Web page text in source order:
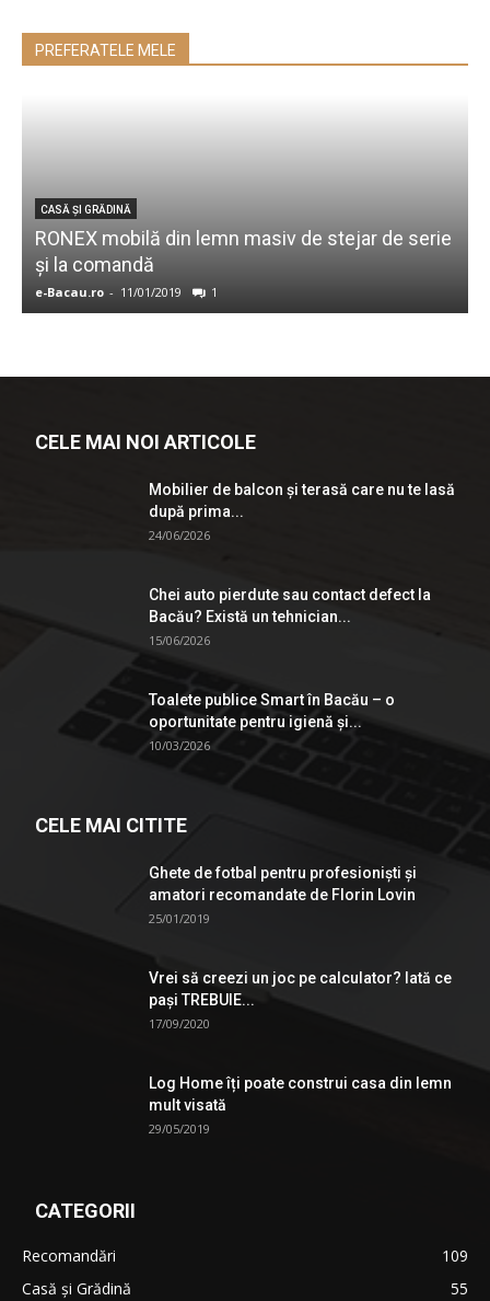
PREFERATELE MELE
CASĂ ŞI GRĂDINĂ
RONEX mobilă din lemn masiv de stejar de serie
şi la comandă
e-Bacau.ro - 11/01/2019 1
CELE MAI NOI ARTICOLE
Mobilier de balcon și terasă care nu te lasă
după prima...
24/06/2026
Chei auto pierdute sau contact defect la
Bacău? Există un tehnician...
15/06/2026
Toalete publice Smart în Bacău – o
oportunitate pentru igienă şi...
10/03/2026
CELE MAI CITITE
Ghete de fotbal pentru profesionişti şi
amatori recomandate de Florin Lovin
25/01/2019
Vrei să creezi un joc pe calculator? Iată ce
pași TREBUIE...
17/09/2020
Log Home îți poate construi casa din lemn
mult visată
29/05/2019
CATEGORII
Recomandări
109
Casă şi Grădină
55